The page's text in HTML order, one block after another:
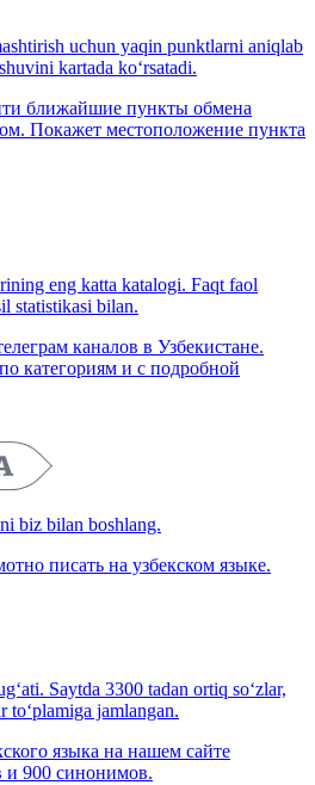
uchun yaqin punktlarni aniqlab
kartada ko‘rsatadi.
ближайшие пункты обмена
Покажет местоположение пункта
eng katta katalogi. Faqt faol
statistikasi bilan.
каналов в Узбекистане.
категориям и с подробной
biz bilan boshlang.
писать на узбекском языке.
Saytda 3300 tadan ortiq so‘zlar,
to‘plamiga jamlangan.
языка на нашем сайте
и 900 синонимов.